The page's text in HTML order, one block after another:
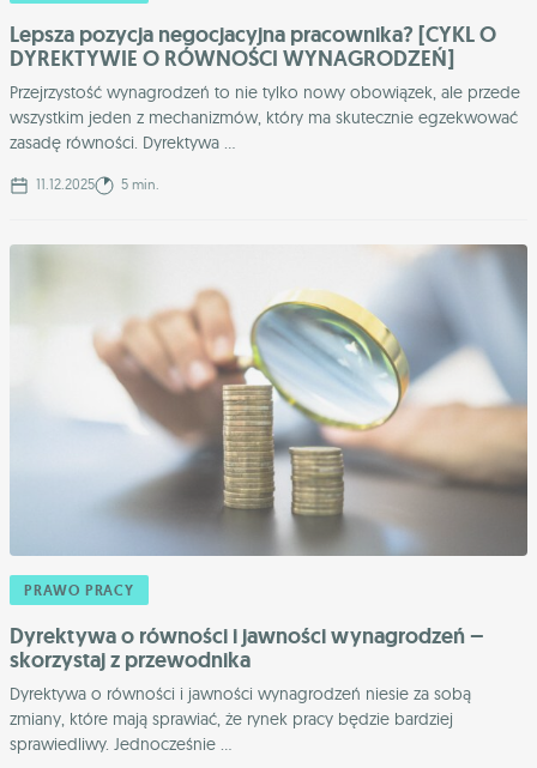
Lepsza pozycja negocjacyjna pracownika? [CYKL O
DYREKTYWIE O RÓWNOŚCI WYNAGRODZEŃ]
Przejrzystość wynagrodzeń to nie tylko nowy obowiązek, ale przede
wszystkim jeden z mechanizmów, który ma skutecznie egzekwować
zasadę równości. Dyrektywa ...
11.12.2025 5 min.
PRAWO PRACY
Dyrektywa o równości i jawności wynagrodzeń –
skorzystaj z przewodnika
Dyrektywa o równości i jawności wynagrodzeń niesie za sobą
zmiany, które mają sprawiać, że rynek pracy będzie bardziej
sprawiedliwy. Jednocześnie ...